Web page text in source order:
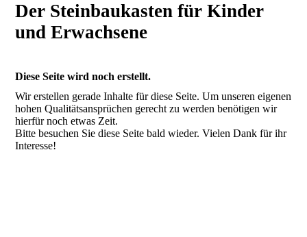
Der Steinbaukasten für Kinder
und Erwachsene
Diese Seite wird noch erstellt.
Wir erstellen gerade Inhalte für diese Seite. Um unseren eigenen
hohen Qualitätsansprüchen gerecht zu werden benötigen wir
hierfür noch etwas Zeit.
Bitte besuchen Sie diese Seite bald wieder. Vielen Dank für ihr
Interesse!